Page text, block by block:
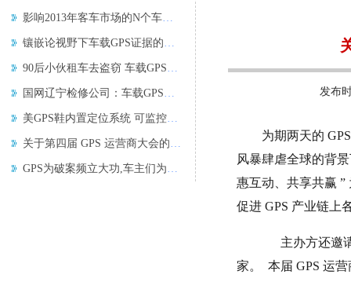
影响2013年客车市场的N个车型之十三
镶嵌论视野下车载GPS证据的可采性
90后小伙租车去盗窃 车载GPS出卖了他
国网辽宁检修公司：车载GPS上线 公车监
美GPS鞋内置定位系统 可监控阿兹海默症
关于第四届 GPS 运营商大会的回顾与思
GPS为破案频立大功,车主们为啥仍大多不
发布
为期两天的
风暴肆虐全球的背
惠互动、共享共赢 ”
促进 GPS 产业链上
主办方还邀请
家。 本届 GPS 运